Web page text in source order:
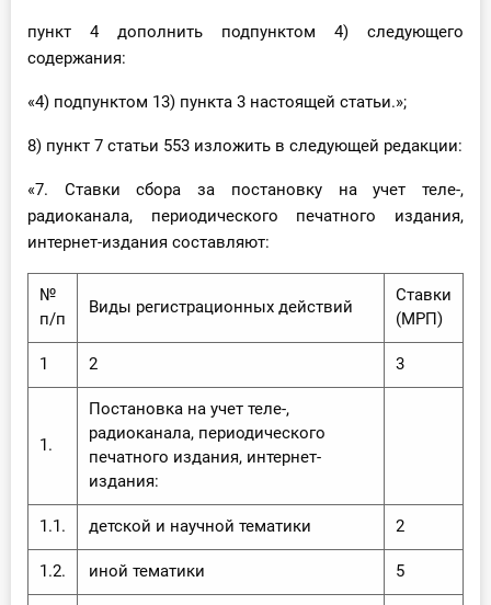
пункт 4 дополнить подпунктом 4) следующего
содержания:
«4) подпунктом 13) пункта 3 настоящей статьи.»;
8) пункт 7 статьи 553 изложить в следующей редакции:
«7. Ставки сбора за постановку на учет теле-,
радиоканала, периодического печатного издания,
интернет-издания составляют:
№
п/п
Виды регистрационных действий
Ставки
(МРП)
1 2 3
1.
Постановка на учет теле-,
радиоканала, периодического
печатного издания, интернет-
издания:
1.1. детской и научной тематики 2
1.2. иной тематики 5